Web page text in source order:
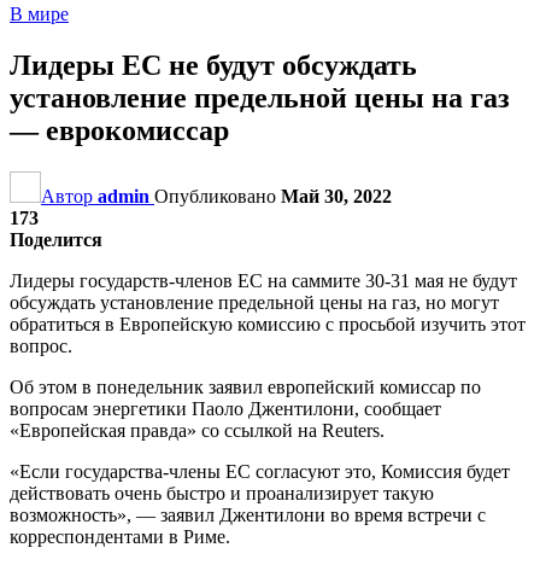
В мире
Лидеры ЕС не будут обсуждать
установление предельной цены на газ
— еврокомиссар
Автор admin Опубликовано Май 30, 2022
173
Поделится
Лидеры государств-членов ЕС на саммите 30-31 мая не будут
обсуждать установление предельной цены на газ, но могут
обратиться в Европейскую комиссию с просьбой изучить этот
вопрос.
Об этом в понедельник заявил европейский комиссар по
вопросам энергетики Паоло Джентилони, сообщает
«Европейская правда» со ссылкой на Reuters.
«Если государства-члены ЕС согласуют это, Комиссия будет
действовать очень быстро и проанализирует такую ​​
возможность», — заявил Джентилони во время встречи с
корреспондентами в Риме.